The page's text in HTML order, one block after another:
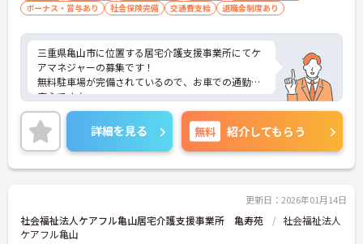
ボーナス・賞与あり
社会保険完備 交通費支給 退職金制度あり
三重県亀山市に位置する居宅介護支援事業所にてケ
アマネジャーの募集です！
無料駐車場が完備されているので、お車での通勤も
安心です♪
ご興味ある方には、面接対策ポイントなど、さらに
詳細をお話しいたしますのでお気軽にご相談くださ
い！
詳細を見る 無料 紹介してもらう
更新日：2026年01月14日
社会福祉法人ケアフル亀山居宅介護支援事業所 亀寿苑
社会福祉法人
ケアフル亀山